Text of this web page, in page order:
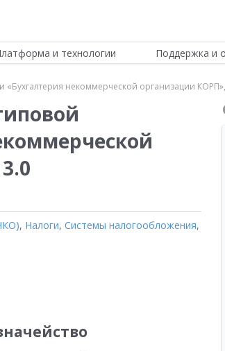
и технологии Поддержка и
«Бухгалтерия некоммерческой организации
, Налоги, Системы налогообложения,